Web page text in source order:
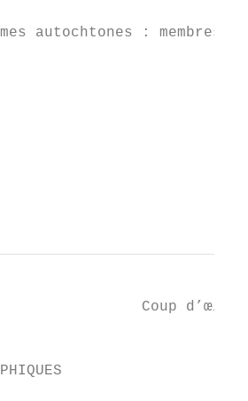
autochtones : membres
Coup d’œil sur la